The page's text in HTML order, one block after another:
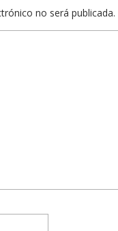
no será publicada.